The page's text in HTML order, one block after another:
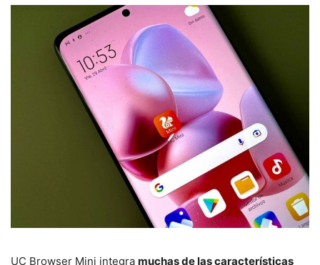
UC Browser Mini integra muchas de las características